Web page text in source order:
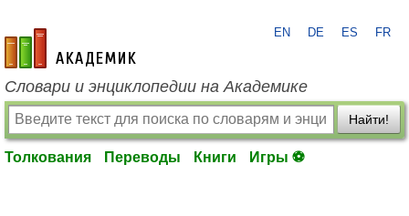
academic.ru
EN DE ES FR
Словари и энциклопедии на Академике
Найти!
Толкования Переводы Книги Игры ⚽